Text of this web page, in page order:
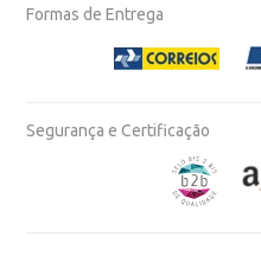
Formas de Entrega
Segurança e Certificação